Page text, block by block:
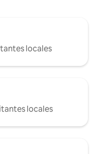
locales
locales